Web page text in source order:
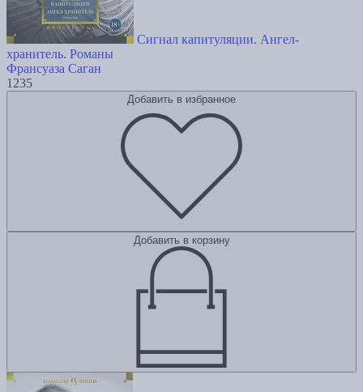
Сигнал капитуляции. Ангел-
хранитель. Романы
Франсуаза Саган
1235
Добавить в избранное
Добавить в корзину